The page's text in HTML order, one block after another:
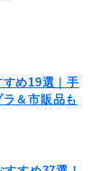
め19選｜手
＆市販品も